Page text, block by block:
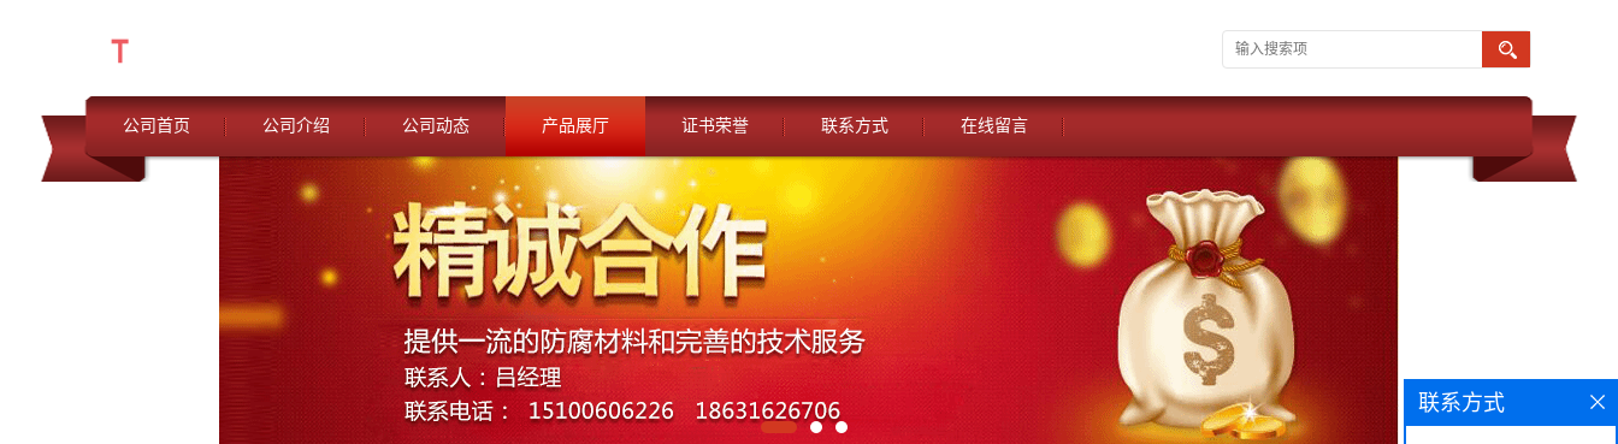
公司首页 公司介绍 公司动态 产品展厅 证书荣誉 联系方式 在线留言
联系方式